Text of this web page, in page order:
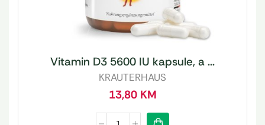
Vitamin D3 5600 IU kapsule, a ...
KRAUTERHAUS
13,80 KM